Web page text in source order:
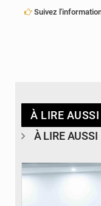
Suivez
À LIRE AUSSI
À LIRE AUSSI